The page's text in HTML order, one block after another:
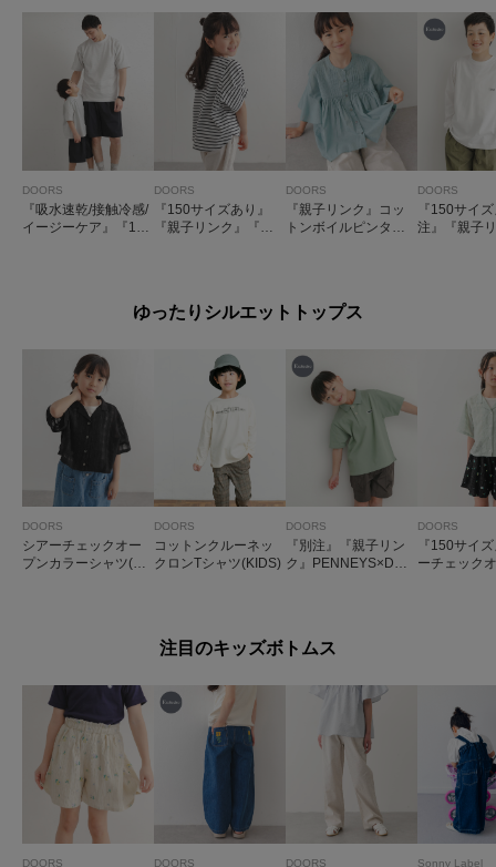
DOORS
『吸水速乾/接触冷感/
イージーケア』『15
DOORS
『150サイズあり』
『親子リンク』『UR
DOORS
『親子リンク』コッ
トンボイルピンタッ
DOORS
『150サイ
注』『親子
ゆったりシルエットトップス
DOORS
シアーチェックオー
プンカラーシャツ(KI
DOORS
コットンクルーネッ
クロンTシャツ(KIDS)
DOORS
『別注』『親子リン
ク』PENNEYS×DOO
DOORS
『150サイ
ーチェック
注目のキッズボトムス
DOORS DOORS DOORS Sonny Label